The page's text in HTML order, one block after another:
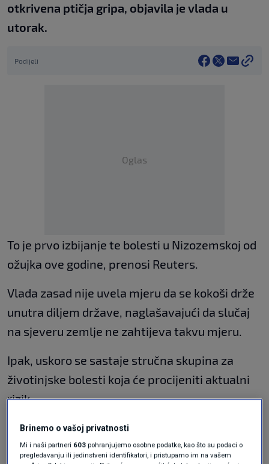
otkrivena ptičja gripa, objavila je vlada u
utorak.
Podijeli
Oglas
To je prvo izbijanje te bolesti u Nizozemskoj od
ožujka ove godine, prenosi Reuters.
Vlada zasad nije uvela mjeru da se kokoši drže
unutra diljem države, naglašavajući da slučaj
na sjeveru zemlje ne zahtijeva takvu mjeru.
Ipak, uskoro se sastaje stručna skupina za
životinjske bolesti koja će procijeniti aktualni
rizik.
Poljoprivredni stručnjak: "Fali još
ptičja gripa da zaokružimo nedaću i
platimo misu zadušnicu našem
Brinemo o vašoj privatnosti
Mi i naši partneri 603 pohranjujemo osobne podatke, kao što su podaci o
pregledavanju ili jedinstveni identifikatori, i pristupamo im na vašem